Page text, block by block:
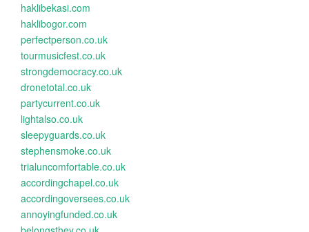
haklibekasi.com
haklibogor.com
perfectperson.co.uk
tourmusicfest.co.uk
strongdemocracy.co.uk
dronetotal.co.uk
partycurrent.co.uk
lightalso.co.uk
sleepyguards.co.uk
stephensmoke.co.uk
trialuncomfortable.co.uk
accordingchapel.co.uk
accordingoversees.co.uk
annoyingfunded.co.uk